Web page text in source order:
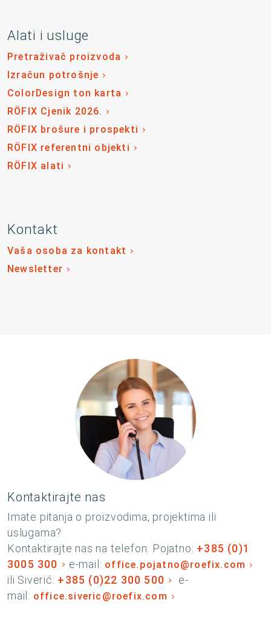
Alati i usluge
Pretraživač proizvoda
Izračun potrošnje
ColorDesign ton karta
RÖFIX Cjenik 2026.
RÖFIX brošure i prospekti
RÖFIX referentni objekti
RÖFIX alati
Kontakt
Vaša osoba za kontakt
Newsletter
Kontaktirajte nas
Imate pitanja o proizvodima, projektima ili
uslugama?
Kontaktirajte nas na telefon: Pojatno: +385 (0)1
3005 300
e-mail: office.pojatno@roefix.com
ili Siverić: +385 (0)22 300 500
e-
mail: office.siveric@roefix.com